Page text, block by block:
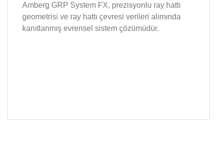
Amberg GRP System FX, prezisyonlu ray hattı
geometrisi ve ray hattı çevresi verileri alımında
kanıtlanmış evrensel sistem çözümüdür.